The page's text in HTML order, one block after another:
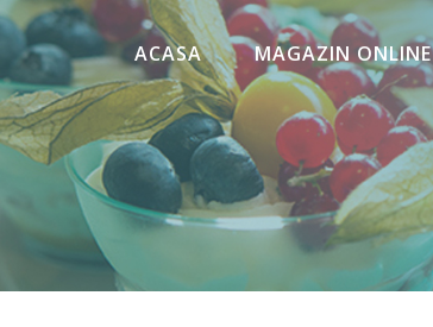
ACASA MAGAZIN ONLINE